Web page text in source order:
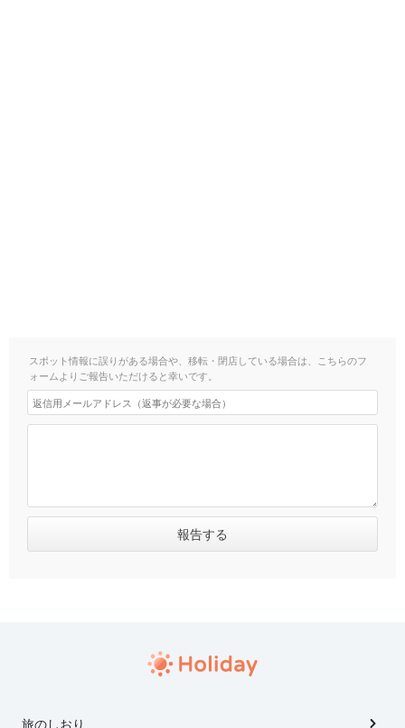
スポット情報に誤りがある場合や、移転・閉店している場合は、こちらのフ
ォームよりご報告いただけると幸いです。
旅のしおり